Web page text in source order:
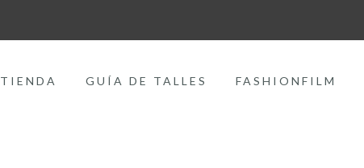
TIENDA GUÍA DE TALLES FASHIONFILM